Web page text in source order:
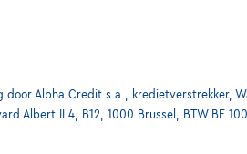
Alpha Credit s.a., kredietverstrekker,
Albert II 4, B12, 1000 Brussel, BTW BE